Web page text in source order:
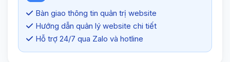
Bàn giao thông tin quản trị website
Hướng dẫn quản lý website chi tiết
Hỗ trợ 24/7 qua Zalo và hotline